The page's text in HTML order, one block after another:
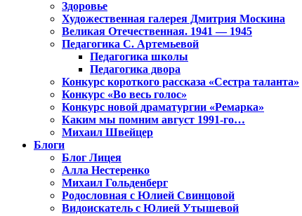
Здоровье
Художественная галерея Дмитрия Москина
Великая Отечественная. 1941 — 1945
Педагогика С. Артемьевой
Педагогика школы
Педагогика двора
Конкурс короткого рассказа «Сестра таланта»
Конкурс «Во весь голос»
Конкурс новой драматургии «Ремарка»
Каким мы помним август 1991-го…
Михаил Швейцер
Блоги
Блог Лицея
Алла Нестеренко
Михаил Гольденберг
Родословная с Юлией Свинцовой
Видоискатель с Юлией Утышевой